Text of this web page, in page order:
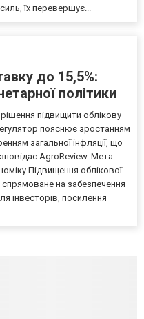
їх перевершує...
до 15,5%:
політики
підвищити облікову
пояснює зростанням
загальної інфляції, що
AgroReview. Мета
Підвищення облікової
на забезпечення
інвесторів, посилення